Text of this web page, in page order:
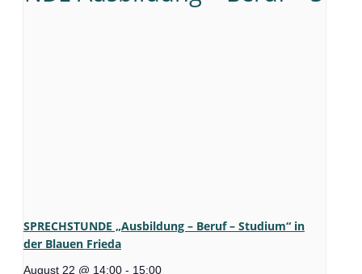
SPRECHSTUNDE „Ausbildung – Beruf – Studium“ in
der Blauen Frieda
August 22 @ 14:00 - 15:00